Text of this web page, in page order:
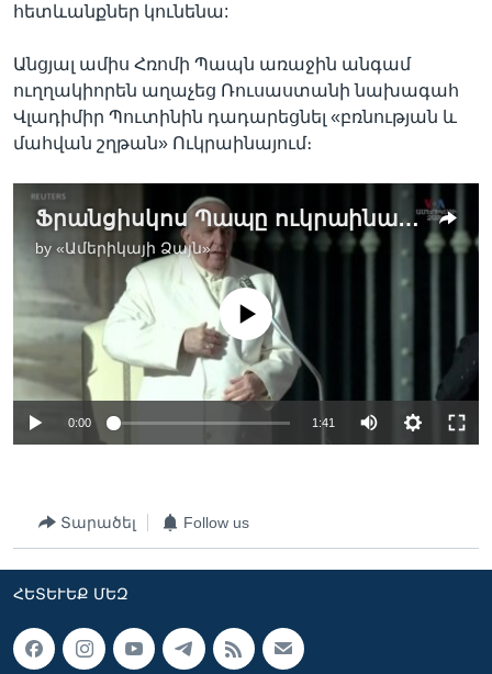
հետևանքներ կունենա:
Անցյալ ամիս Հռոմի Պապն առաջին անգամ
ուղղակիորեն աղաչեց Ռուսաստանի նախագահ
Վլադիմիր Պուտինին դադարեցնել «բռնության և
մահվան շղթան» Ուկրաինայում։
Ֆրանցիսկոս Պապը ուկրաինացիների դեմ իրականացվող պատերազմը համեմատել է 1930-ականների «սարսափելի ցեղասպանության» հետ
by «Ամերիկայի Ձայն»
No media source currently available
0:00 1:41
Տարածել Follow us
ՀԵՏԵՒԵՔ ՄԵԶ